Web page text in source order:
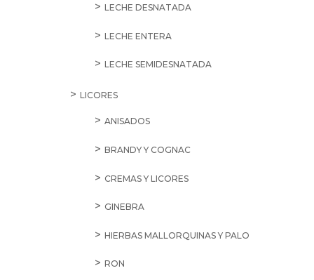
LECHE DESNATADA
LECHE ENTERA
LECHE SEMIDESNATADA
LICORES
ANISADOS
BRANDY Y COGNAC
CREMAS Y LICORES
GINEBRA
HIERBAS MALLORQUINAS Y PALO
RON